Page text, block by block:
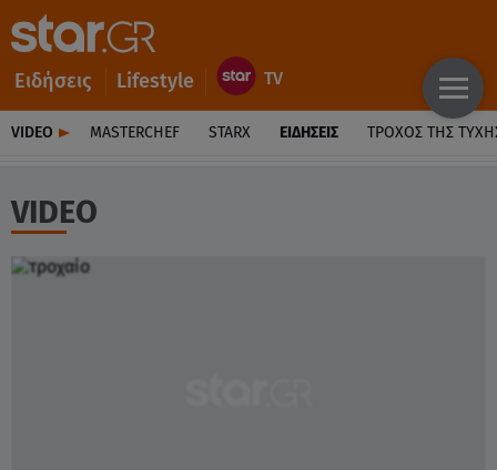
Ειδήσεις Lifestyle
VIDEO MASTERCHEF STARX ΕΙΔΉΣΕΙΣ ΤΡΟΧΌΣ ΤΗΣ
VIDEO